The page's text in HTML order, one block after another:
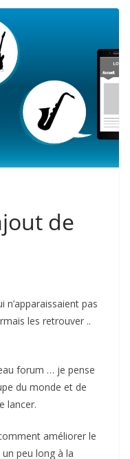
de
n’apparaissaient pas
les retrouver ..
forum … je pense
du monde et de
lancer.
améliorer le
peu long à la